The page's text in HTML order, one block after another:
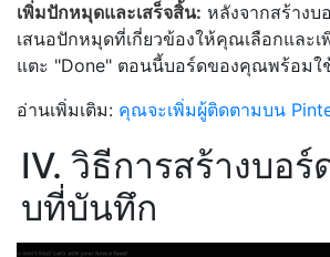
เพิ่มปักหมุดและเสร็จสิ้น: หลังจากสร้างบ
เสนอปักหมุดที่เกี่ยวข้องให้คุณเลือกและเ
แตะ "Done" ตอนนี้บอร์ดของคุณพร้อมใ
อ่านเพิ่มเติม: คุณจะเพิ่มผู้ติดตามบน
IV. วิธีการสร้างบอ
บที่บันทึก